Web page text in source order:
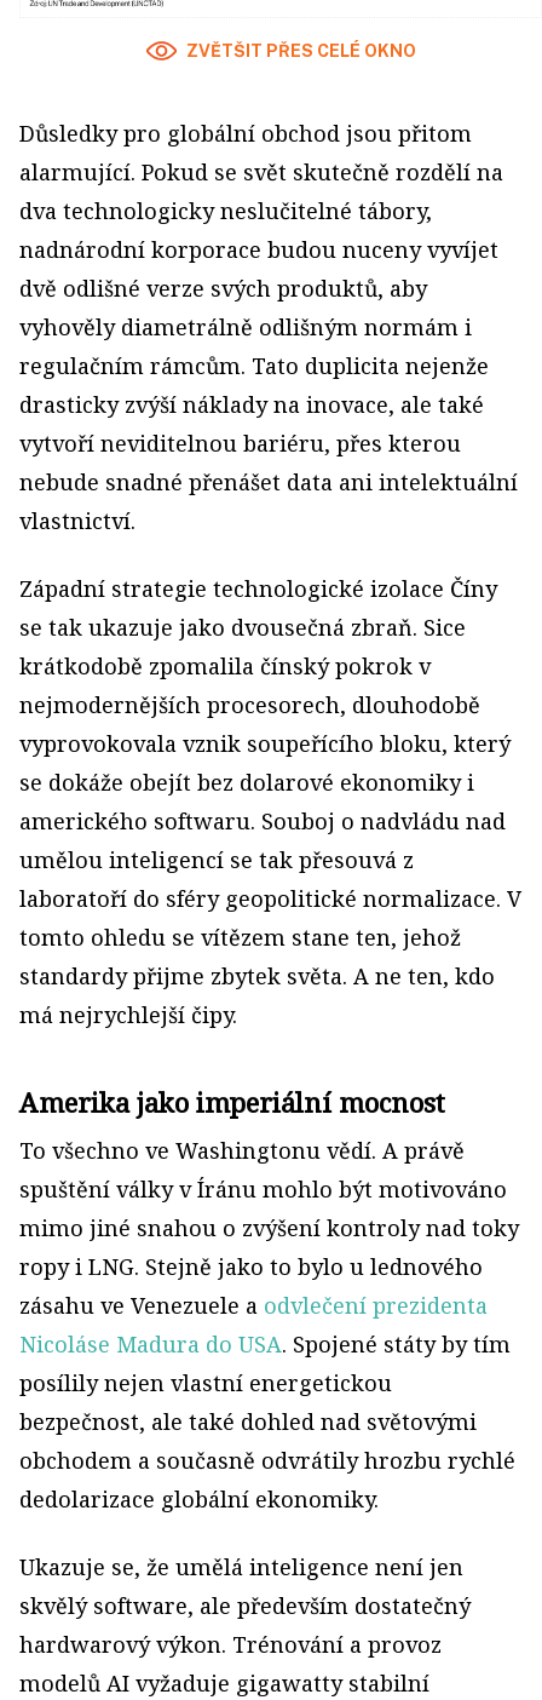
ZVĚTŠIT PŘES CELÉ OKNO
Důsledky pro globální obchod jsou přitom
alarmující. Pokud se svět skutečně rozdělí na
dva technologicky neslučitelné tábory,
nadnárodní korporace budou nuceny vyvíjet
dvě odlišné verze svých produktů, aby
vyhověly diametrálně odlišným normám i
regulačním rámcům. Tato duplicita nejenže
drasticky zvýší náklady na inovace, ale také
vytvoří neviditelnou bariéru, přes kterou
nebude snadné přenášet data ani intelektuální
vlastnictví.
Západní strategie technologické izolace Číny
se tak ukazuje jako dvousečná zbraň. Sice
krátkodobě zpomalila čínský pokrok v
nejmodernějších procesorech, dlouhodobě
vyprovokovala vznik soupeřícího bloku, který
se dokáže obejít bez dolarové ekonomiky i
amerického softwaru. Souboj o nadvládu nad
umělou inteligencí se tak přesouvá z
laboratoří do sféry geopolitické normalizace. V
tomto ohledu se vítězem stane ten, jehož
standardy přijme zbytek světa. A ne ten, kdo
má nejrychlejší čipy.
Amerika jako imperiální mocnost
To všechno ve Washingtonu vědí. A právě
spuštění války v Íránu mohlo být motivováno
mimo jiné snahou o zvýšení kontroly nad toky
ropy i LNG. Stejně jako to bylo u lednového
zásahu ve Venezuele a odvlečení prezidenta
Nicoláse Madura do USA. Spojené státy by tím
posílily nejen vlastní energetickou
bezpečnost, ale také dohled nad světovými
obchodem a současně odvrátily hrozbu rychlé
dedolarizace globální ekonomiky.
Ukazuje se, že umělá inteligence není jen
skvělý software, ale především dostatečný
hardwarový výkon. Trénování a provoz
modelů AI vyžaduje gigawatty stabilní